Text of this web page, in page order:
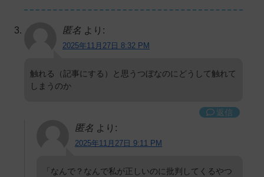
匿名 より:
2025年11月27日 8:32 PM
触れる（記事にする）と思うつぼなのにどうして触れて
しまうのか
返信
匿名 より:
2025年11月27日 9:11 PM
「なんで？なんで私が正しいのに批判してくるやつ